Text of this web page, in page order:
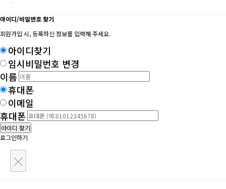
아이디/비밀번호 찾기
회원가입 시, 등록하신 정보를 입력해 주세요.
아이디찾기
임시비밀번호 변경
이름
휴대폰
이메일
휴대폰
아이디 찾기
로그인하기
×